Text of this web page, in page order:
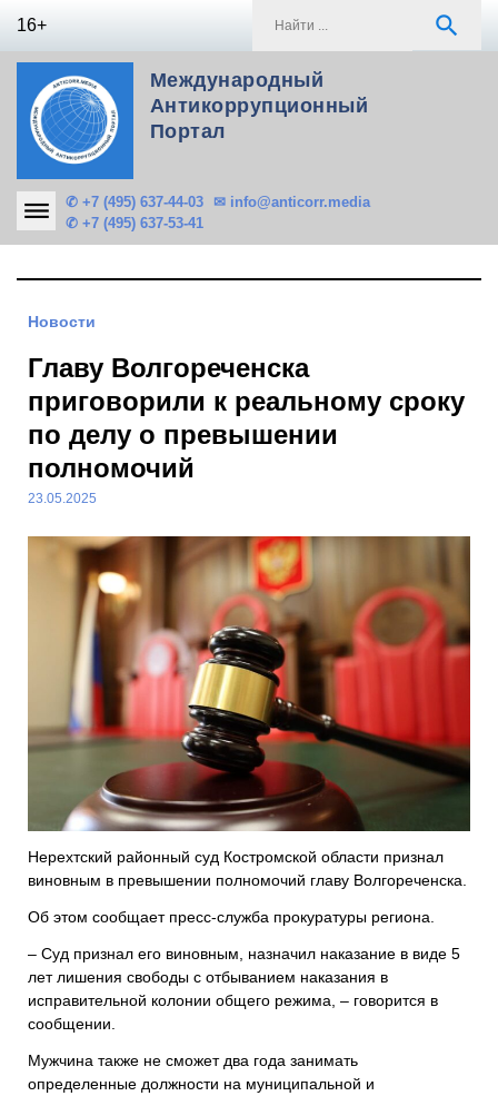
16+ search
Международный
Антикоррупционный
Портал
✆ +7 (495) 637-44-03
✆ +7 (495) 637-53-41
✉ info@anticorr.media
Новости
Главу Волгореченска
приговорили к реальному сроку
по делу о превышении
полномочий
23.05.2025
Нерехтский районный суд Костромской области признал
виновным в превышении полномочий главу Волгореченска.
Об этом сообщает пресс-служба прокуратуры региона.
– Суд признал его виновным, назначил наказание в виде 5
лет лишения свободы с отбыванием наказания в
исправительной колонии общего режима, – говорится в
сообщении.
Мужчина также не сможет два года занимать
определенные должности на муниципальной и